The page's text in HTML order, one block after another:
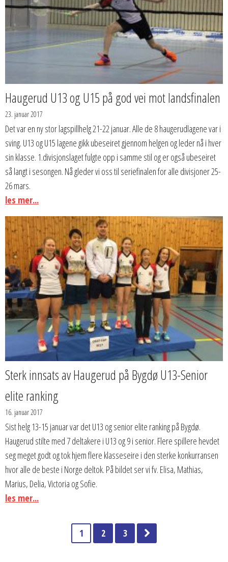
Haugerud U13 og U15 på god vei mot landsfinalen
23. januar 2017
Det var en ny stor lagspillhelg 21-22 januar. Alle de 8 haugerudlagene var i
sving. U13 og U15 lagene gikk ubeseiret gjennom helgen og leder nå i hver
sin klasse. 1.divisjonslaget fulgte opp i samme stil og er også ubeseiret
så langt i sesongen. Nå gleder vi oss til seriefinalen for alle divisjoner 25-
26 mars.
les mer...
Sterk innsats av Haugerud på Bygdø U13-Senior
elite ranking
16. januar 2017
Sist helg 13-15 januar var det U13 og senior elite ranking på Bygdø.
Haugerud stilte med 7 deltakere i U13 og 9 i senior. Flere spillere hevdet
seg meget godt og tok hjem flere klasseseire i den sterke konkurransen
hvor alle de beste i Norge deltok. På bildet ser vi fv. Elisa, Mathias,
Marius, Delia, Victoria og Sofie.
les mer...
1 2 3